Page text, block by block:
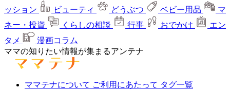
ッション
ビューティ どうぶつ ベビー用品
マ
ネー・投資
くらしの相談 行事 おでかけ
エン
タメ
漫画コラム
ママの知りたい情報が集まるアンテナ
ママテナについて ご利用にあたって タグ一覧